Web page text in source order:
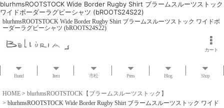
blurhmsROOTSTOCK Wide Border Rugby Shirt ブラームスルーツストック
ワイドボーダーラグビーシャツ (bROOTS24S22)
blurhmsROOTSTOCK Wide Border Rugby Shirt ブラームスルーツストック ワイドボ
ーダーラグビーシャツ (bROOTS24S22)
カート
Brand Item 市松 Press Blog Shop
HOME > blurhmsROOTSTOCK【ブラームスルーツストック】
> blurhmsROOTSTOCK Wide Border Rugby Shirt ブラームスルーツストック ワイド